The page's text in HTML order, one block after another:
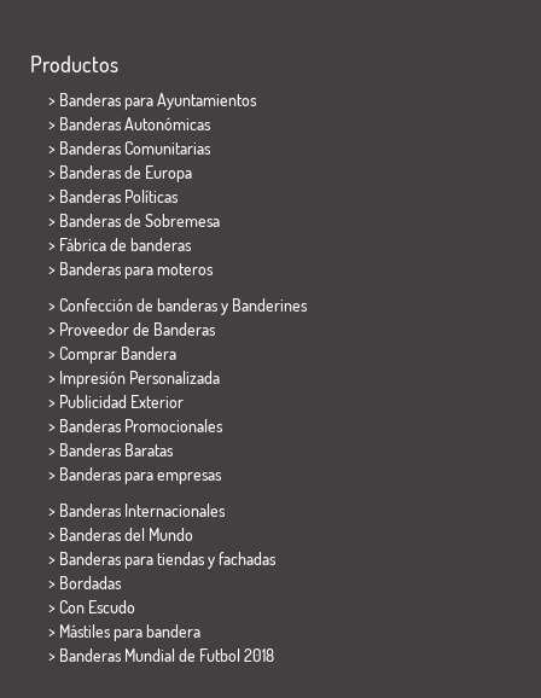
Productos
> Banderas para Ayuntamientos
> Banderas Autonómicas
> Banderas Comunitarias
> Banderas de Europa
> Banderas Políticas
> Banderas de Sobremesa
> Fábrica de banderas
> Banderas para moteros
> Confección de banderas y Banderines
> Proveedor de Banderas
> Comprar Bandera
> Impresión Personalizada
> Publicidad Exterior
> Banderas Promocionales
> Banderas Baratas
> Banderas para empresas
> Banderas Internacionales
> Banderas del Mundo
> Banderas para tiendas y fachadas
> Bordadas
> Con Escudo
> Mástiles para bandera
> Banderas Mundial de Futbol 2018